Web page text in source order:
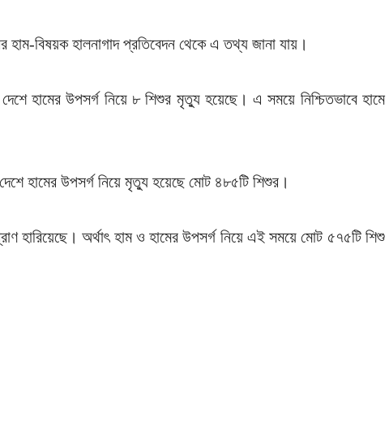
হাম-বিষয়ক হালনাগাদ প্রতিবেদন থেকে এ তথ্য জানা যায়।
হামের উপসর্গ নিয়ে ৮ শিশুর মৃত্যু হয়েছে। এ সময়ে নিশ্চিতভাবে হামে
হামের উপসর্গ নিয়ে মৃত্যু হয়েছে মোট ৪৮৫টি শিশুর।
অর্থাৎ হাম ও হামের উপসর্গ নিয়ে এই সময়ে মোট ৫৭৫টি শিশু